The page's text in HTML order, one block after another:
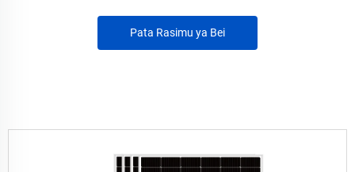
Pata Rasimu ya Bei